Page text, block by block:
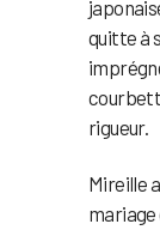
quitte à
rigueur.
Mireille
mariage